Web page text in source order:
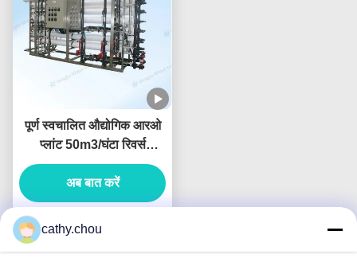
पूर्ण स्वचालित औद्योगिक आरओ
प्लांट 50m3/घंटा रिवर्स
ऑस्मोसिस जल निस्पंदन प्रणाली
अब बात करें
cathy.chou